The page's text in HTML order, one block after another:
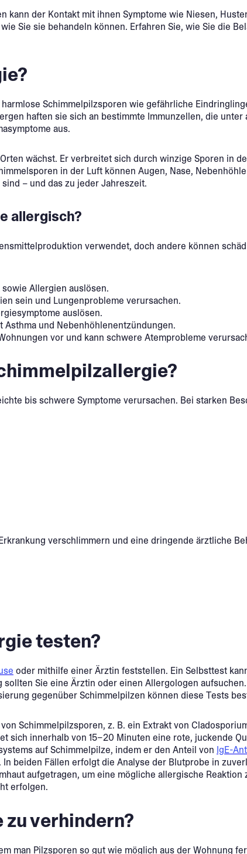
kann der Kontakt mit ihnen Symptome wie Niesen,
Sie sie behandeln können. Erfahren Sie, wie Sie die
Schimmelpilzsporen wie gefährliche
haften sie sich an bestimmte Immunzellen, die
aus.
wächst. Er verbreitet sich durch winzige Sporen in
in der Luft können Augen, Nase,
– und das zu jeder Jahreszeit.
allergisch?
verwendet, doch andere können
Allergien auslösen.
sein und Lungenprobleme verursachen.
auslösen.
und Nebenhöhlenentzündungen.
vor und kann schwere Atemprobleme
bis schwere Symptome verursachen. Bei starken
verschlimmern und eine dringende ärztliche
testen?
oder mithilfe einer Ärztin feststellen. Ein Selbsttest
Sie eine Ärztin oder einen Allergologen
gegenüber Schimmelpilzen können diese Tests
Schimmelpilzsporen, z. B. ein Extrakt von
sich innerhalb von 15–20 Minuten eine rote, juckende
auf Schimmelpilze, indem er den Anteil von IgE-
beiden Fällen erfolgt die Analyse der Blutprobe in
aufgetragen, um eine mögliche allergische
erfolgen.
zu verhindern?
man Pilzsporen so gut wie möglich aus der Wohnung